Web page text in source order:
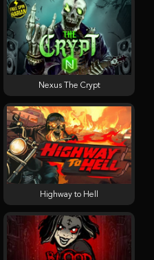
Highway to Hell
Nexus The Crypt